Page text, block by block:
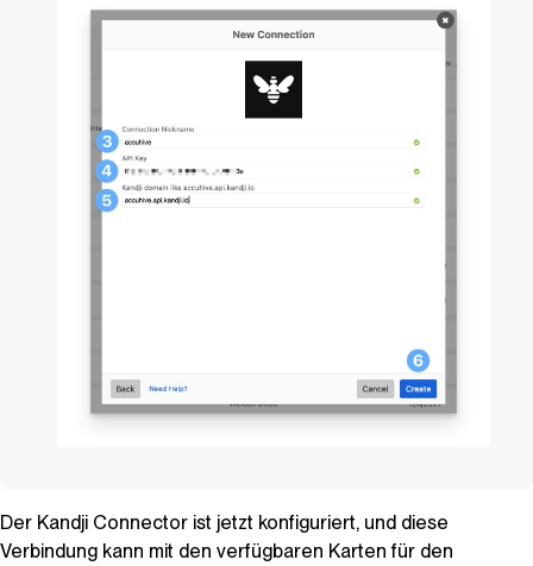
Der Kandji Connector ist jetzt konfiguriert, und diese
Verbindung kann mit den verfügbaren Karten für den